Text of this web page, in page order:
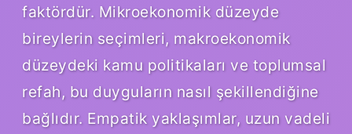
faktördür. Mikroekonomik düzeyde
bireylerin seçimleri, makroekonomik
düzeydeki kamu politikaları ve toplumsal
refah, bu duyguların nasıl şekillendiğine
bağlıdır. Empatik yaklaşımlar, uzun vadeli